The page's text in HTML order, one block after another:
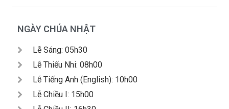
NGÀY CHÚA NHẬT
Lễ Sáng: 05h30
Lễ Thiếu Nhi: 08h00
Lễ Tiếng Anh (English): 10h00
Lễ Chiều I: 15h00